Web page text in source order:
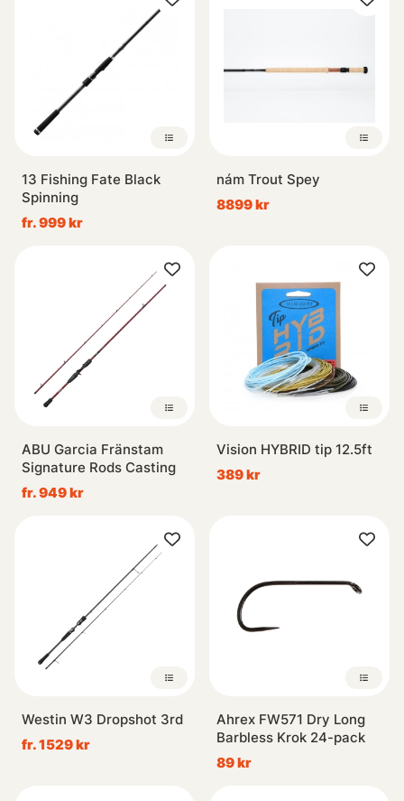
13 Fishing Fate Black
Spinning
fr. 999 kr
nám Trout Spey
8899 kr
ABU Garcia Fränstam
Signature Rods Casting
fr. 949 kr
Vision HYBRID tip 12.5ft
389 kr
Westin W3 Dropshot 3rd
fr. 1529 kr
Ahrex FW571 Dry Long
Barbless Krok 24-pack
89 kr